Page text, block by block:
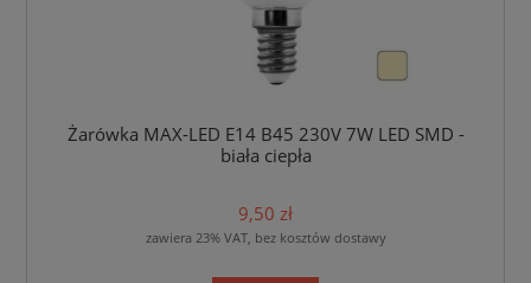
Żarówka MAX-LED E14 B45 230V 7W LED SMD -
biała ciepła
9,50 zł
zawiera 23% VAT, bez kosztów dostawy